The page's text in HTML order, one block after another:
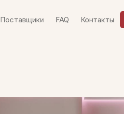
Поставщики FAQ Контакты